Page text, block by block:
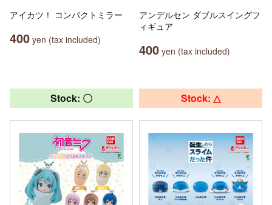
アイカツ！ コンパクトミラー
400 yen (tax included)
アンデルセン ダブルスイングフ
ィギュア
400 yen (tax included)
Stock: 〇 Stock: △